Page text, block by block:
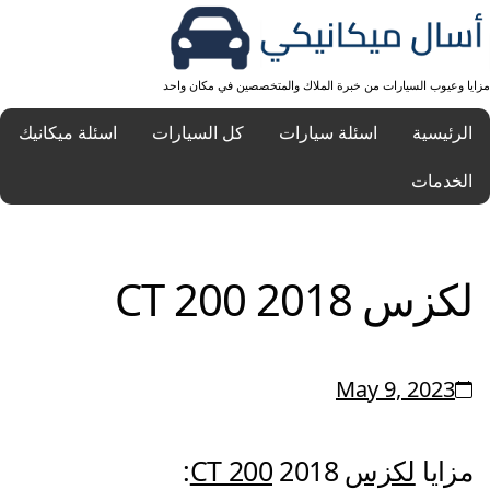
مزايا وعيوب السيارات من خبرة الملاك والمتخصصين في مكان واحد
الرئيسية اسئلة سيارات كل السيارات
اسئلة ميكانيك
الخدمات
لكزس CT 200 2018
May 9, 2023
مزايا لكزس CT 200 2018: